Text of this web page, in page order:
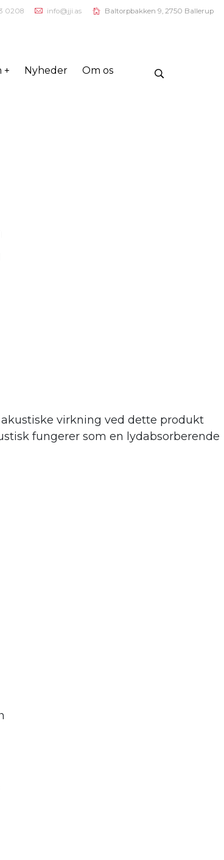
0208 info@jji.as Baltorpbakken 9, 2750 Ballerup
+ Nyheder Om os
virkning ved dette produkt
fungerer som en lydabsorberende